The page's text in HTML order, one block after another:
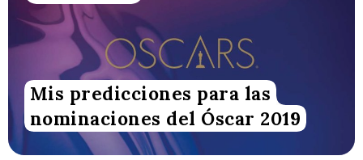
Mis predicciones para las
nominaciones del Óscar 2019